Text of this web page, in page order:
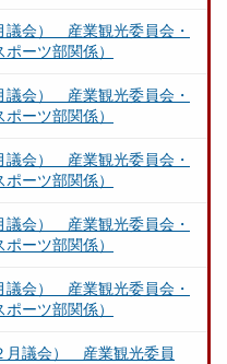
議会） 産業観光委員会・
ーツ部関係）
議会） 産業観光委員会・
ーツ部関係）
議会） 産業観光委員会・
ーツ部関係）
議会） 産業観光委員会・
ーツ部関係）
議会） 産業観光委員会・
ーツ部関係）
月議会） 産業観光委員